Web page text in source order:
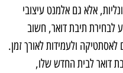
אלא גם אלמנט עיצובי
לבחירת תיבת דואר, חשוב
ולעמידות לאורך זמן.
דואר לבית החדש שלו,